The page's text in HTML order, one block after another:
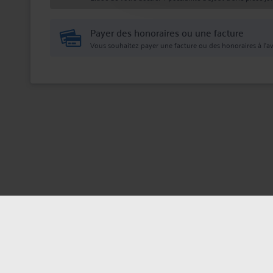
Payer des honoraires ou une facture
Vous souhaitez payer une facture ou des honoraires à